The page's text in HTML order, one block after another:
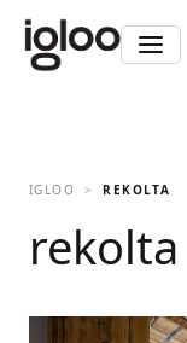
IGLOO REKOLTA
rekolta